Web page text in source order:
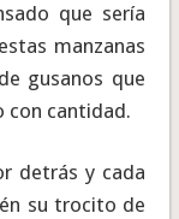
que sería
manzanas
gusanos que
con cantidad.
detrás y cada
su trocito de